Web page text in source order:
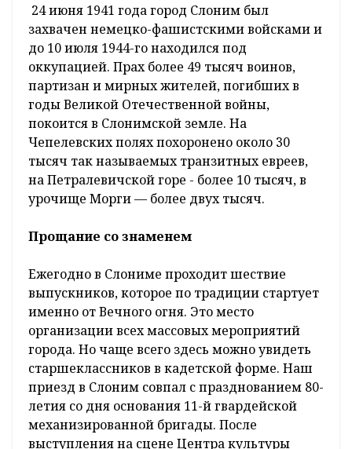
24 июня 1941 года город Слоним был
захвачен немецко-фашистскими войсками и
до 10 июля 1944-го находился под
оккупацией. Прах более 49 тысяч воинов,
партизан и мирных жителей, погибших в
годы Великой Отечественной войны,
покоится в Слонимской земле. На
Чепелевских полях похоронено около 30
тысяч так называемых транзитных евреев,
на Петралевичской горе - более 10 тысяч, в
урочище Морги — более двух тысяч.
Прощание со знаменем
Ежегодно в Слониме проходит шествие
выпускников, которое по традиции стартует
именно от Вечного огня. Это место
организации всех массовых мероприятий
города. Но чаще всего здесь можно увидеть
старшеклассников в кадетской форме. Наш
приезд в Слоним совпал с празднованием 80-
летия со дня основания 11-й гвардейской
механизированной бригады. После
выступления на сцене Центра культуры